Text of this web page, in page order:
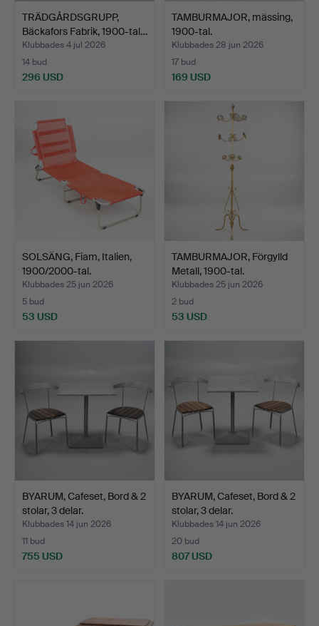
TRÄDGÅRDSGRUPP,
Bäckafors Fabrik, 1900-tal…
Klubbades 4 jul 2026
14 bud
296 USD
TAMBURMAJOR, mässing,
1900-tal.
Klubbades 28 jun 2026
17 bud
169 USD
SOLSÄNG, Fiam, Italien,
1900/2000-tal.
Klubbades 25 jun 2026
5 bud
53 USD
TAMBURMAJOR, Förgylld
Metall, 1900-tal.
Klubbades 25 jun 2026
2 bud
53 USD
BYARUM, Cafeset, Bord & 2
stolar, 3 delar.
Klubbades 14 jun 2026
11 bud
755 USD
BYARUM, Cafeset, Bord & 2
stolar, 3 delar.
Klubbades 14 jun 2026
20 bud
807 USD